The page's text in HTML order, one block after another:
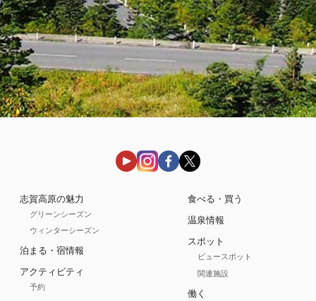
志賀高原の魅力
グリーンシーズン
ウィンターシーズン
泊まる・宿情報
アクティビティ
予約
食べる・買う
温泉情報
スポット
ビュースポット
関連施設
働く